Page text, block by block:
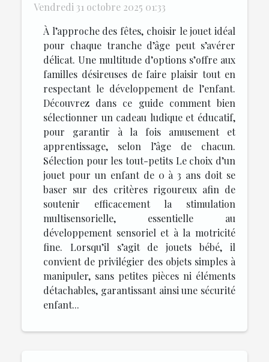
Vendredi 31 octobre 2025 01:33
À l’approche des fêtes, choisir le jouet idéal
pour chaque tranche d’âge peut s’avérer
délicat. Une multitude d’options s’offre aux
familles désireuses de faire plaisir tout en
respectant le développement de l’enfant.
Découvrez dans ce guide comment bien
sélectionner un cadeau ludique et éducatif,
pour garantir à la fois amusement et
apprentissage, selon l’âge de chacun.
Sélection pour les tout-petits Le choix d’un
jouet pour un enfant de 0 à 3 ans doit se
baser sur des critères rigoureux afin de
soutenir efficacement la stimulation
multisensorielle, essentielle au
développement sensoriel et à la motricité
fine. Lorsqu’il s’agit de jouets bébé, il
convient de privilégier des objets simples à
manipuler, sans petites pièces ni éléments
détachables, garantissant ainsi une sécurité
enfant...